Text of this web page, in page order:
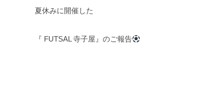
夏休みに開催した
『 FUTSAL 寺子屋』のご報告